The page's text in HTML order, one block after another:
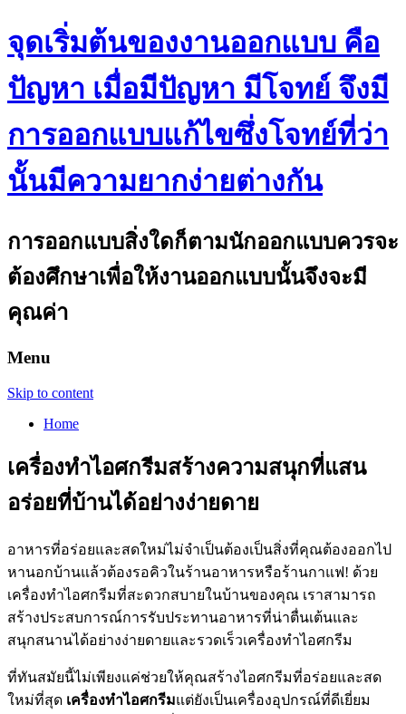
จุดเริ่มต้นของงานออกแบบ คือ
ปัญหา เมื่อมีปัญหา มีโจทย์ จึงมี
การออกแบบแก้ไขซึ่งโจทย์ที่ว่า
นั้นมีความยากง่ายต่างกัน
การออกแบบสิ่งใดก็ตามนักออกแบบควรจะ
ต้องศึกษาเพื่อให้งานออกแบบนั้นจึงจะมี
คุณค่า
Menu
Skip to content
Home
เครื่องทำไอศกรีมสร้างความสนุกที่แสน
อร่อยที่บ้านได้อย่างง่ายดาย
อาหารที่อร่อยและสดใหม่ไม่จำเป็นต้องเป็นสิ่งที่คุณต้องออกไป
หานอกบ้านแล้วต้องรอคิวในร้านอาหารหรือร้านกาแฟ! ด้วย
เครื่องทำไอศกรีมที่สะดวกสบายในบ้านของคุณ เราสามารถ
สร้างประสบการณ์การรับประทานอาหารที่น่าตื่นเต้นและ
สนุกสนานได้อย่างง่ายดายและรวดเร็วเครื่องทำไอศกรีม
ที่ทันสมัยนี้ไม่เพียงแค่ช่วยให้คุณสร้างไอศกรีมที่อร่อยและสด
ใหม่ที่สุด เครื่องทำไอศกรีมแต่ยังเป็นเครื่องอุปกรณ์ที่ดีเยี่ยม